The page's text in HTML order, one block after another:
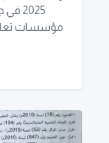
مؤسسات